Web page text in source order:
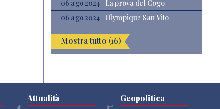
06 ago 2024
La prova del Cogo
06 ago 2024
Olympique San Vito
Mostra tutto (16)
Attualità Geopolitica